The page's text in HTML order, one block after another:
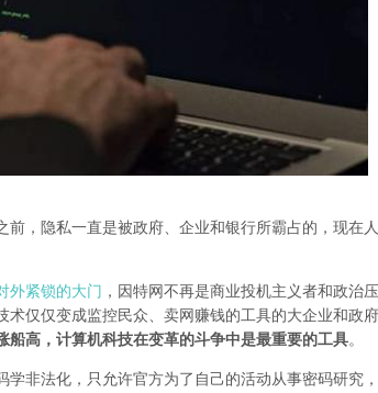
前，隐私一直是被政府、企业和银行所霸占的，现在
外紧锁的大门 ，因特网不再是商业投机主义者和政治
术仅仅变成监控民众、卖网赚钱的工具的大企业和政
船高，计算机科技在变革的斗争中是最重要的工具。
学非法化，只允许官方为了自己的活动从事密码研究